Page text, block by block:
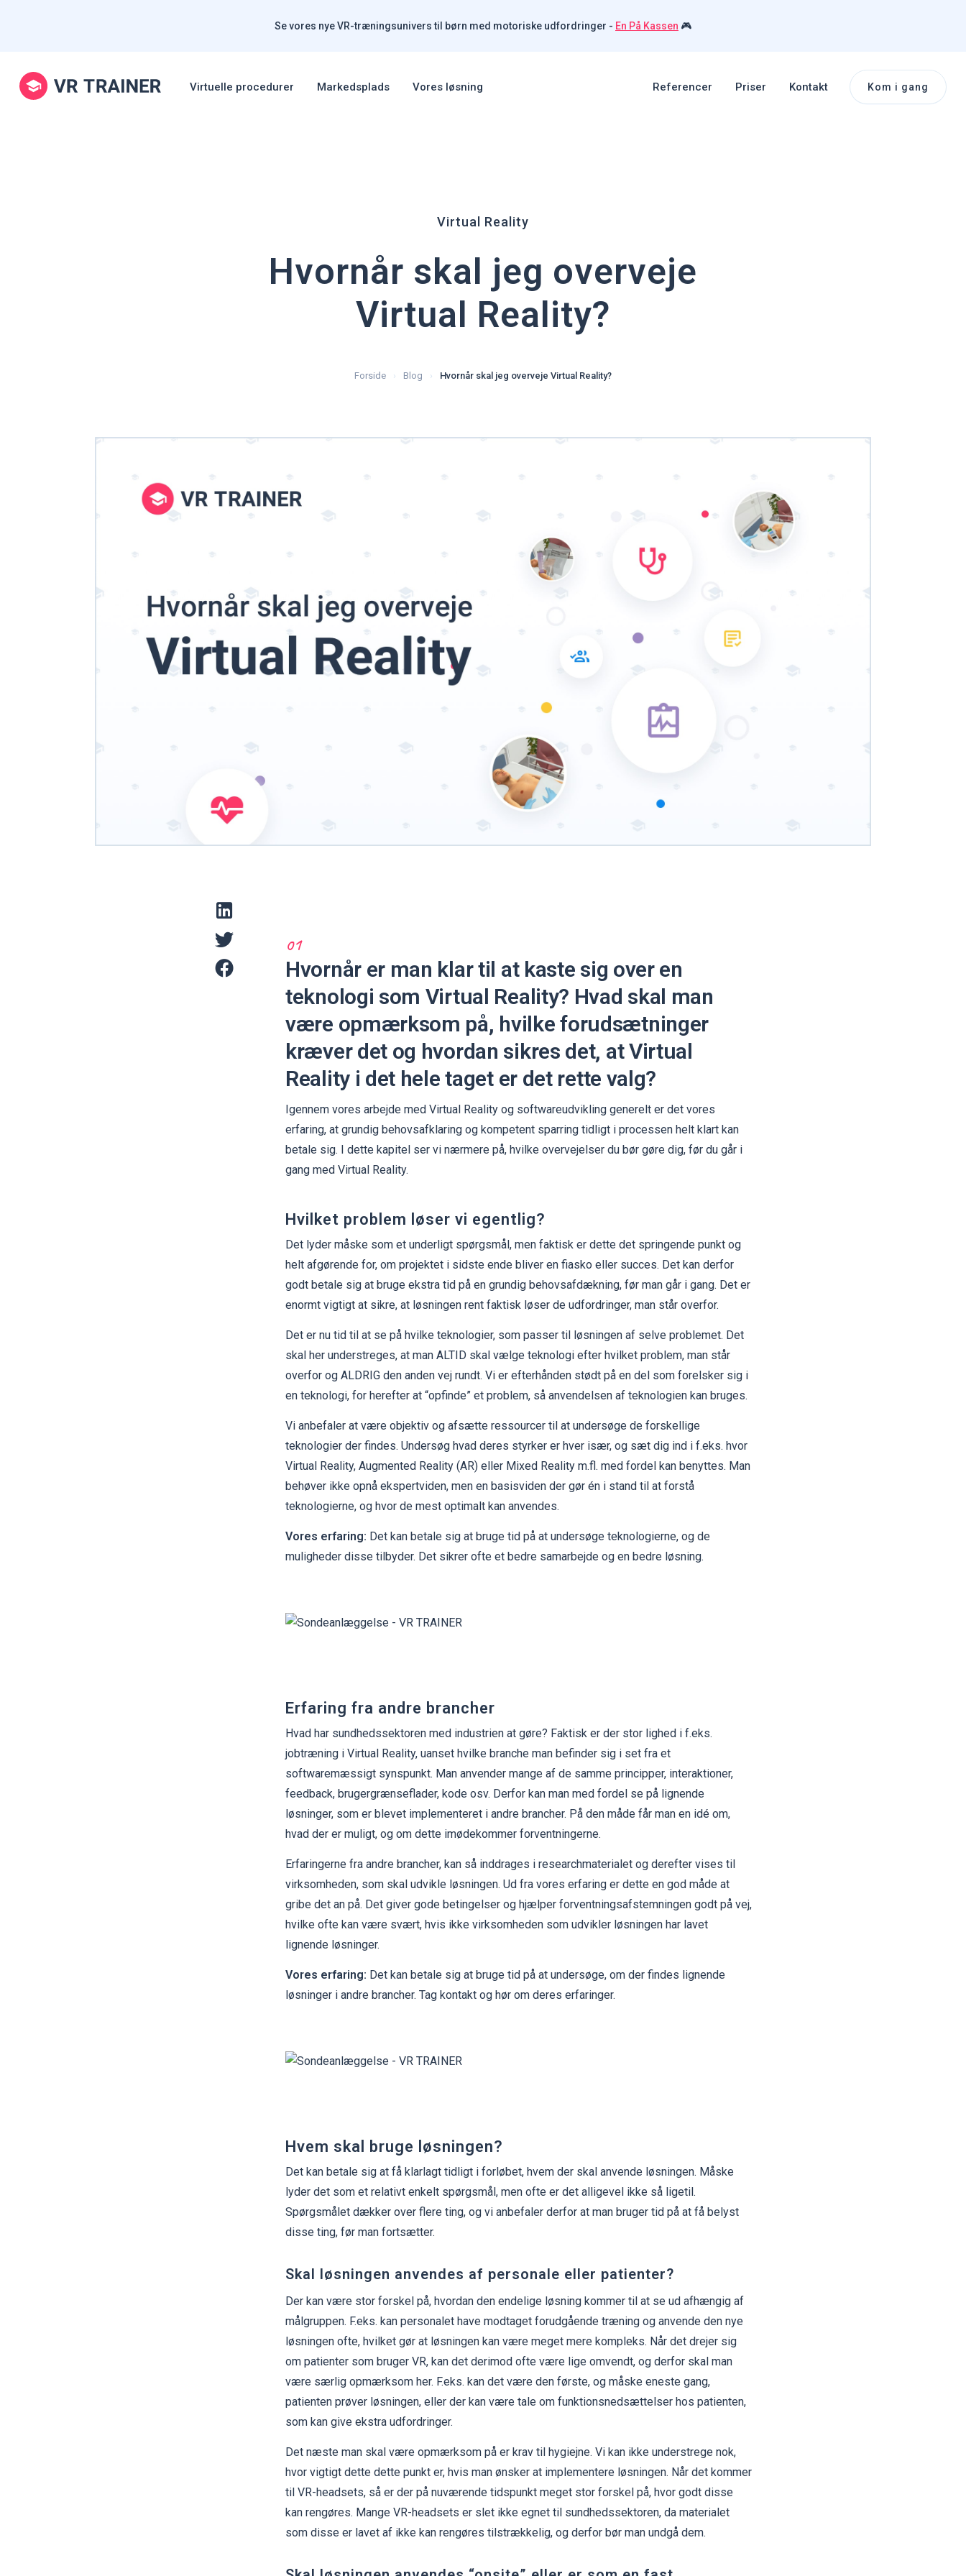
Se vores nye VR-træningsunivers til børn med motoriske udfordringer - En På Kassen 🎮
Virtuelle procedurer Markedsplads Vores løsning Referencer Priser Kontakt Kom i gang
Virtual Reality
Hvornår skal jeg overveje
Virtual Reality?
Forside Blog Hvornår skal jeg overveje Virtual Reality?
Hvornår er man klar til at kaste sig over en
teknologi som Virtual Reality? Hvad skal man
være opmærksom på, hvilke forudsætninger
kræver det og hvordan sikres det, at Virtual
Reality i det hele taget er det rette valg?
Igennem vores arbejde med Virtual Reality og softwareudvikling generelt er det vores
erfaring, at grundig behovsafklaring og kompetent sparring tidligt i processen helt klart kan
betale sig. I dette kapitel ser vi nærmere på, hvilke overvejelser du bør gøre dig, før du går i
gang med Virtual Reality.
Hvilket problem løser vi egentlig?
Det lyder måske som et underligt spørgsmål, men faktisk er dette det springende punkt og
helt afgørende for, om projektet i sidste ende bliver en fiasko eller succes. Det kan derfor
godt betale sig at bruge ekstra tid på en grundig behovsafdækning, før man går i gang. Det er
enormt vigtigt at sikre, at løsningen rent faktisk løser de udfordringer, man står overfor.
Det er nu tid til at se på hvilke teknologier, som passer til løsningen af selve problemet. Det
skal her understreges, at man ALTID skal vælge teknologi efter hvilket problem, man står
overfor og ALDRIG den anden vej rundt. Vi er efterhånden stødt på en del som forelsker sig i
en teknologi, for herefter at “opfinde” et problem, så anvendelsen af teknologien kan bruges.
Vi anbefaler at være objektiv og afsætte ressourcer til at undersøge de forskellige
teknologier der findes. Undersøg hvad deres styrker er hver især, og sæt dig ind i f.eks. hvor
Virtual Reality, Augmented Reality (AR) eller Mixed Reality m.fl. med fordel kan benyttes. Man
behøver ikke opnå ekspertviden, men en basisviden der gør én i stand til at forstå
teknologierne, og hvor de mest optimalt kan anvendes.
Vores erfaring: Det kan betale sig at bruge tid på at undersøge teknologierne, og de
muligheder disse tilbyder. Det sikrer ofte et bedre samarbejde og en bedre løsning.
Erfaring fra andre brancher
Hvad har sundhedssektoren med industrien at gøre? Faktisk er der stor lighed i f.eks.
jobtræning i Virtual Reality, uanset hvilke branche man befinder sig i set fra et
softwaremæssigt synspunkt. Man anvender mange af de samme principper, interaktioner,
feedback, brugergrænseflader, kode osv. Derfor kan man med fordel se på lignende
løsninger, som er blevet implementeret i andre brancher. På den måde får man en idé om,
hvad der er muligt, og om dette imødekommer forventningerne.
Erfaringerne fra andre brancher, kan så inddrages i researchmaterialet og derefter vises til
virksomheden, som skal udvikle løsningen. Ud fra vores erfaring er dette en god måde at
gribe det an på. Det giver gode betingelser og hjælper forventningsafstemningen godt på vej,
hvilke ofte kan være svært, hvis ikke virksomheden som udvikler løsningen har lavet
lignende løsninger.
Vores erfaring: Det kan betale sig at bruge tid på at undersøge, om der findes lignende
løsninger i andre brancher. Tag kontakt og hør om deres erfaringer.
Hvem skal bruge løsningen?
Det kan betale sig at få klarlagt tidligt i forløbet, hvem der skal anvende løsningen. Måske
lyder det som et relativt enkelt spørgsmål, men ofte er det alligevel ikke så ligetil.
Spørgsmålet dækker over flere ting, og vi anbefaler derfor at man bruger tid på at få belyst
disse ting, før man fortsætter.
Skal løsningen anvendes af personale eller patienter?
Der kan være stor forskel på, hvordan den endelige løsning kommer til at se ud afhængig af
målgruppen. F.eks. kan personalet have modtaget forudgående træning og anvende den nye
løsningen ofte, hvilket gør at løsningen kan være meget mere kompleks. Når det drejer sig
om patienter som bruger VR, kan det derimod ofte være lige omvendt, og derfor skal man
være særlig opmærksom her. F.eks. kan det være den første, og måske eneste gang,
patienten prøver løsningen, eller der kan være tale om funktionsnedsættelser hos patienten,
som kan give ekstra udfordringer.
Det næste man skal være opmærksom på er krav til hygiejne. Vi kan ikke understrege nok,
hvor vigtigt dette dette punkt er, hvis man ønsker at implementere løsningen. Når det kommer
til VR-headsets, så er der på nuværende tidspunkt meget stor forskel på, hvor godt disse
kan rengøres. Mange VR-headsets er slet ikke egnet til sundhedssektoren, da materialet
som disse er lavet af ikke kan rengøres tilstrækkelig, og derfor bør man undgå dem.